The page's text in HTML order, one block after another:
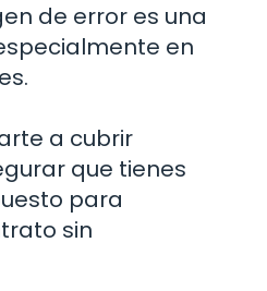
de error es una
en
a cubrir
que tienes
para
sin